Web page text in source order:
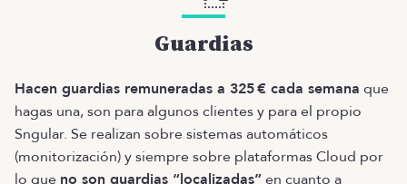
Guardias
Hacen guardias remuneradas a 325 € cada semana que
hagas una, son para algunos clientes y para el propio
Sngular. Se realizan sobre sistemas automáticos
(monitorización) y siempre sobre plataformas Cloud por
lo que no son guardias “localizadas”en cuanto a